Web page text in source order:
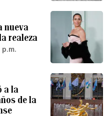
nueva
realeza
a la
de la